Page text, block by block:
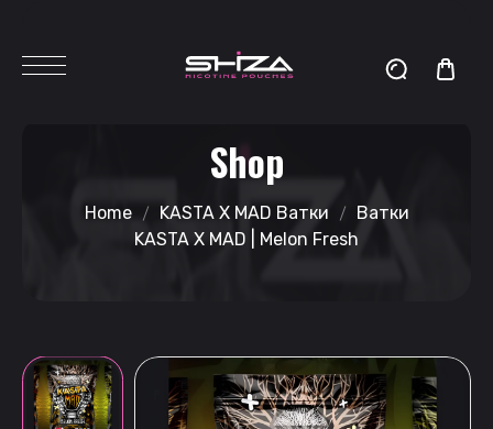
Shop
Home KASTA X MAD Ватки
Ватки
KASTA X MAD | Melon Fresh